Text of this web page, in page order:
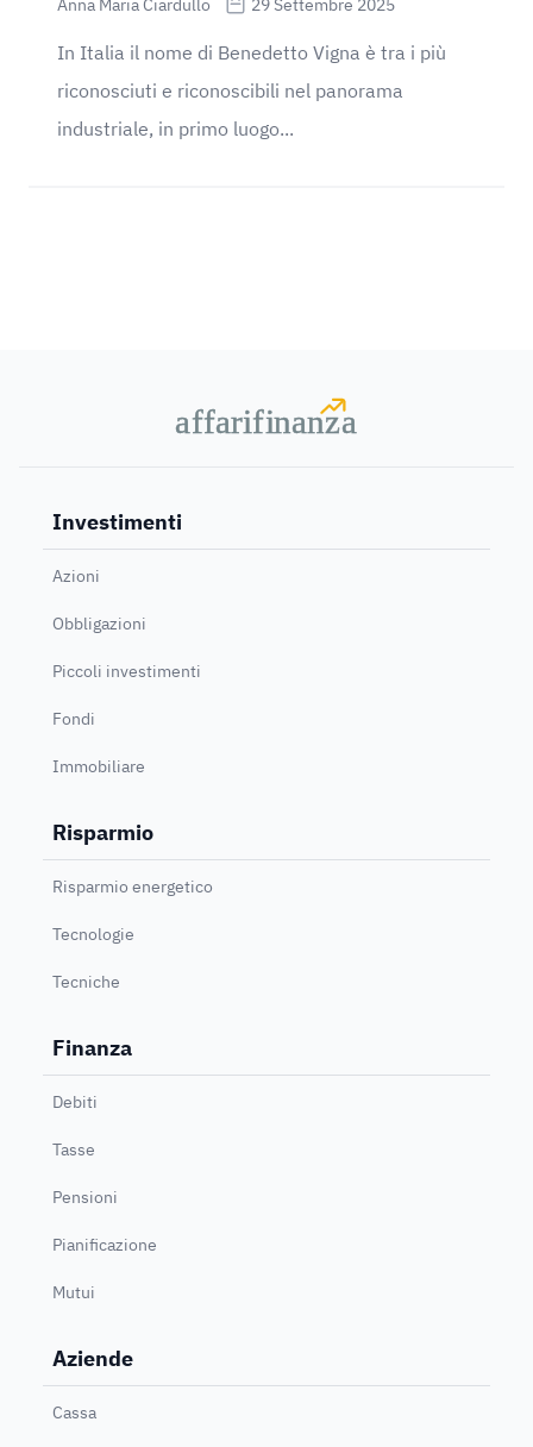
Anna Maria Ciardullo 29 Settembre 2025
In Italia il nome di Benedetto Vigna è tra i più
riconosciuti e riconoscibili nel panorama
industriale, in primo luogo...
affarifinanza
affarifinanza
Investimenti
Azioni
Obbligazioni
Piccoli investimenti
Fondi
Immobiliare
Risparmio
Risparmio energetico
Tecnologie
Tecniche
Finanza
Debiti
Tasse
Pensioni
Pianificazione
Mutui
Aziende
Cassa